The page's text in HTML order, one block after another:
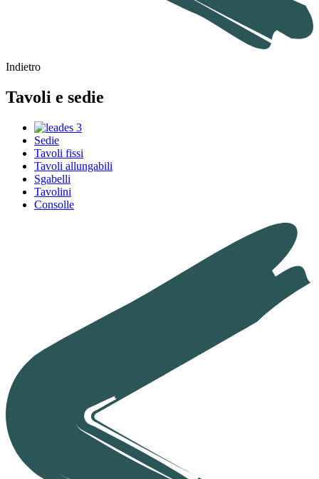
Indietro
Tavoli e sedie
Sedie
Tavoli fissi
Tavoli allungabili
Sgabelli
Tavolini
Consolle